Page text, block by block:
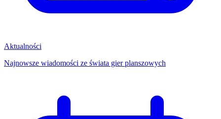
Aktualności
Najnowsze wiadomości ze świata gier planszowych